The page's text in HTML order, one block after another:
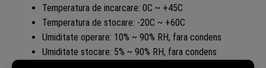
Temperatura de incarcare: 0C ~ +45C
Temperatura de stocare: -20C ~ +60C
Umiditate operare: 10% ~ 90% RH, fara condens
Umiditate stocare: 5% ~ 90% RH, fara condens